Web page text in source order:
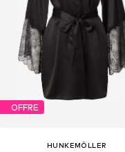
OFFRE
HUNKEMÖLLER